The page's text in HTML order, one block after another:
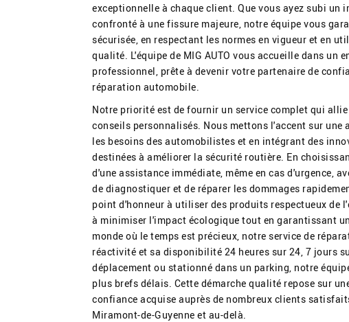
exceptionnelle à chaque client. Que vous ayez subi un
confronté à une fissure majeure, notre équipe vous
sécurisée, en respectant les normes en vigueur et en
qualité. L'équipe de MIG AUTO vous accueille dans un
professionnel, prête à devenir votre partenaire de
réparation automobile.
Notre priorité est de fournir un service complet qui
conseils personnalisés. Nous mettons l'accent sur
les besoins des automobilistes et en intégrant des
destinées à améliorer la sécurité routière. En
d'une assistance immédiate, même en cas d'urgence,
de diagnostiquer et de réparer les dommages
point d'honneur à utiliser des produits respectueux de
à minimiser l'impact écologique tout en garantissant
monde où le temps est précieux, notre service de
réactivité et sa disponibilité 24 heures sur 24, 7 jours
déplacement ou stationné dans un parking, notre
plus brefs délais. Cette démarche qualité repose sur
confiance acquise auprès de nombreux clients
Miramont-de-Guyenne et au-delà.